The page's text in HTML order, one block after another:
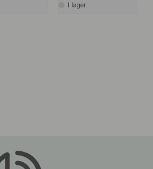
I lager